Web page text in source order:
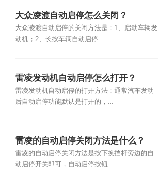
大众凌渡自动启停怎么关闭？
大众凌渡自动启停的关闭方法是：1、启动车辆发
动机；2、长按车辆自动启停...
雷凌发动机自动启停怎么打开？
雷凌发动机自动启停的打开方法：通常汽车发动
后自动启停功能默认是打开的，...
雷凌的自动启停关闭方法是什么？
雷凌的自动启停关闭方法是按下换挡杆旁边的自
动启停开关即可，自动启停按钮...